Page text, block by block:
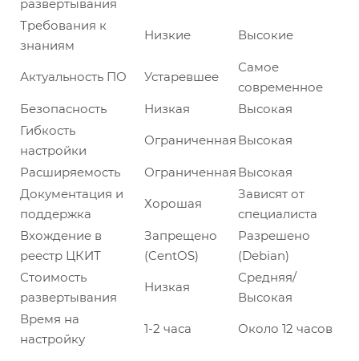
развертывания
Требования к
знаниям
Низкие Высокие
Актуальность ПО Устаревшее
Самое
современное
Безопасность
Низкая
Высокая
Гибкость
настройки
Ограниченная Высокая
Расширяемость Ограниченная Высокая
Документация и
поддержка
Хорошая
Зависят от
специалиста
Вхождение в
реестр ЦКИТ
Запрещено
(CentOS)
Разрешено
(Debian)
Стоимость
развертывания
Низкая
Средняя/
Высокая
Время на
настройку
1-2 часа Около 12 часов